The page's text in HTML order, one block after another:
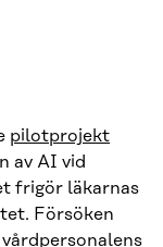
pilotprojekt
av AI vid
frigör läkarnas
Försöken